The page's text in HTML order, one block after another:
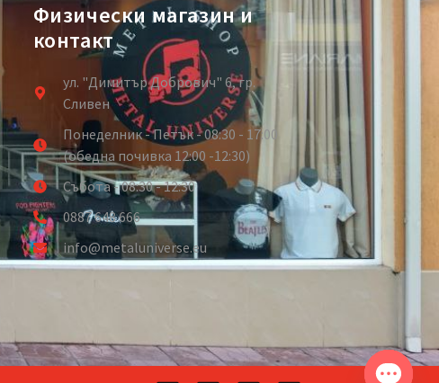
Физически магазин и
контакт
ул. "Димитър Добрович" 6, гр.
Сливен
Понеделник - Петък - 08:30 - 17:00
(обедна почивка 12:00 -12:30)
Събота - 08:30 - 12:30
0887 648 666
info@metaluniverse.eu